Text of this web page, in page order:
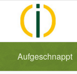
Aufgeschnappt